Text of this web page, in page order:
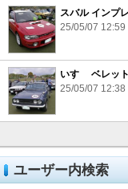
スバル インプ
25/05/07
いすゞ ベレッ
25/05/07
ユーザー内検索